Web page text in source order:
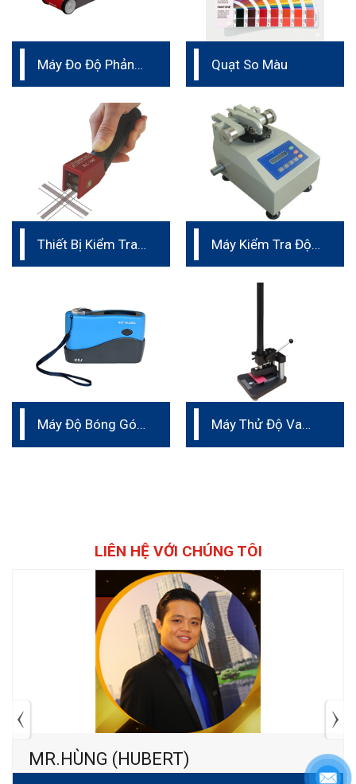
Máy Đo Độ Phản
Quạt So Màu
Thiết Bị Kiểm Tra
Máy Kiểm Tra Độ
Máy Độ Bóng Góc
Máy Thử Độ Va
LIÊN HỆ VỚI CHÚNG TÔI
MR.HÙNG (HUBERT)